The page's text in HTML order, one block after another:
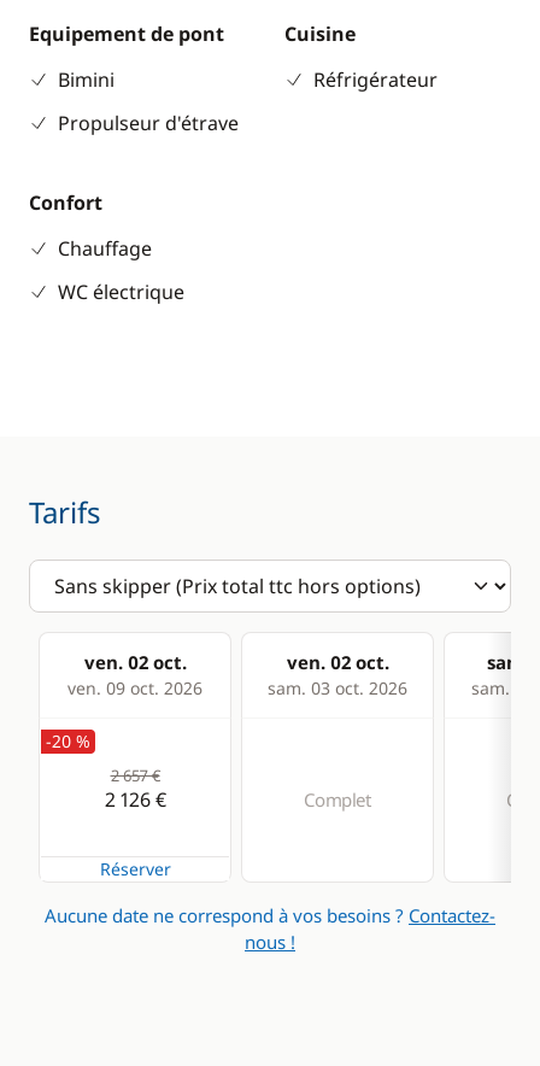
Equipement de pont
Bimini
Propulseur d'étrave
Cuisine
Réfrigérateur
Confort
Chauffage
WC électrique
Tarifs
ven. 02 oct.
ven. 09 oct. 2026
ven. 02 oct.
sam. 03 oct. 2026
sam.
sam. 10
-20 %
2 657 €
2 126 €
Réserver
Complet
Aucune date ne correspond à vos besoins ? Contactez-
nous !